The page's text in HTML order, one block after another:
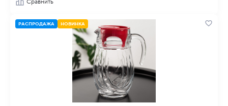
Сравнить
РАСПРОДАЖА НОВИНКА